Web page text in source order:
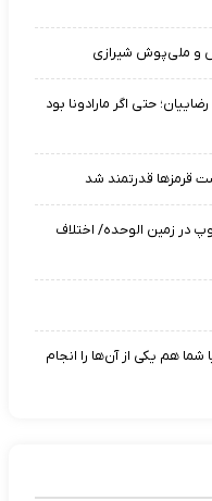
و ملی‌پوش شیرازی
حتی اگر مارادونا بود
قرمزها قدرتمند شد
در زمین الوحده/ اختلاف
شما هم یکی از آن‌ها را انجام